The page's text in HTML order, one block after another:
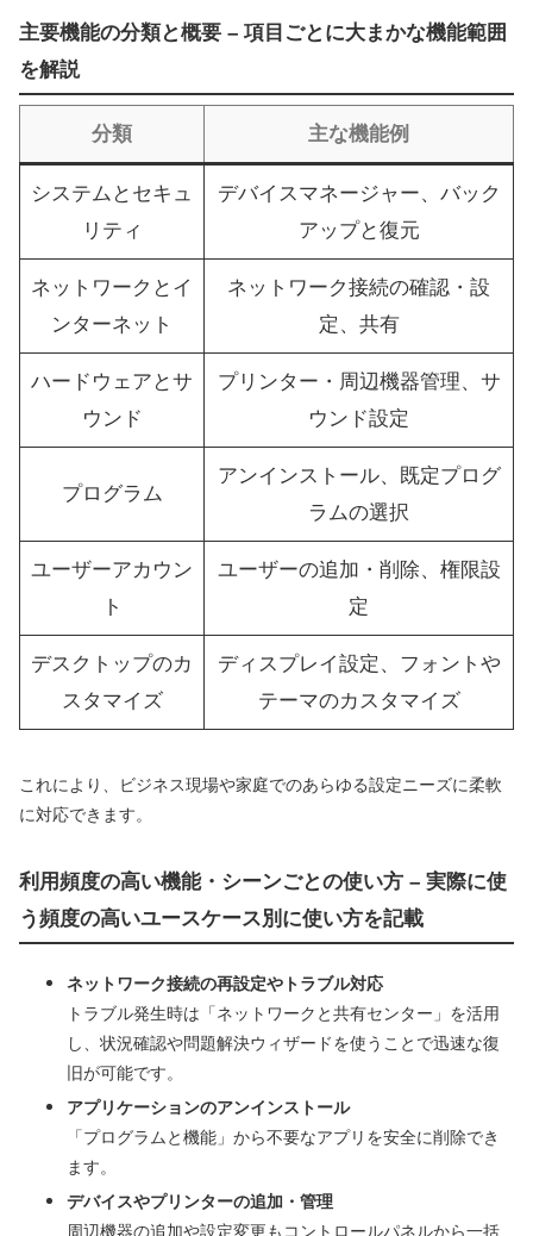
主要機能の分類と概要 – 項目ごとに大まかな機能範囲
を解説
分類 主な機能例
システムとセキュ
リティ
デバイスマネージャー、バック
アップと復元
ネットワークとイ
ンターネット
ネットワーク接続の確認・設
定、共有
ハードウェアとサ
ウンド
プリンター・周辺機器管理、サ
ウンド設定
プログラム
アンインストール、既定プログ
ラムの選択
ユーザーアカウン
ト
ユーザーの追加・削除、権限設
定
デスクトップのカ
スタマイズ
ディスプレイ設定、フォントや
テーマのカスタマイズ
これにより、ビジネス現場や家庭でのあらゆる設定ニーズに柔軟
に対応できます。
利用頻度の高い機能・シーンごとの使い方 – 実際に使
う頻度の高いユースケース別に使い方を記載
ネットワーク接続の再設定やトラブル対応
トラブル発生時は「ネットワークと共有センター」を活用
し、状況確認や問題解決ウィザードを使うことで迅速な復
旧が可能です。
アプリケーションのアンインストール
「プログラムと機能」から不要なアプリを安全に削除でき
ます。
デバイスやプリンターの追加・管理
周辺機器の追加や設定変更もコントロールパネルから一括